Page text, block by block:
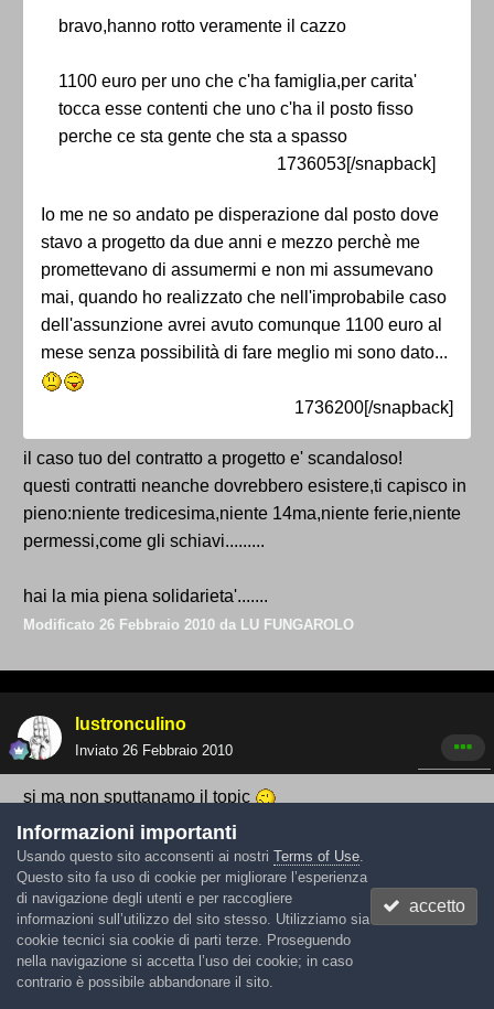
bravo,hanno rotto veramente il cazzo
1100 euro per uno che c'ha famiglia,per carita'
tocca esse contenti che uno c'ha il posto fisso
perche ce sta gente che sta a spasso
1736053[/snapback]
Io me ne so andato pe disperazione dal posto dove
stavo a progetto da due anni e mezzo perchè me
promettevano di assumermi e non mi assumevano
mai, quando ho realizzato che nell'improbabile caso
dell'assunzione avrei avuto comunque 1100 euro al
mese senza possibilità di fare meglio mi sono dato...
1736200[/snapback]
il caso tuo del contratto a progetto e' scandaloso!
questi contratti neanche dovrebbero esistere,ti capisco in
pieno:niente tredicesima,niente 14ma,niente ferie,niente
permessi,come gli schiavi.........
hai la mia piena solidarieta'.......
Modificato 26 Febbraio 2010 da LU FUNGAROLO
lustronculino
Inviato 26 Febbraio 2010
si ma non sputtanamo il topic
park
Inviato 26 Febbraio 2010
lustronculino ha scritto:
Informazioni importanti
Usando questo sito acconsenti ai nostri Terms of Use.
Questo sito fa uso di cookie per migliorare l’esperienza
di navigazione degli utenti e per raccogliere
informazioni sull’utilizzo del sito stesso. Utilizziamo sia
cookie tecnici sia cookie di parti terze. Proseguendo
nella navigazione si accetta l’uso dei cookie; in caso
contrario è possibile abbandonare il sito.
accetto